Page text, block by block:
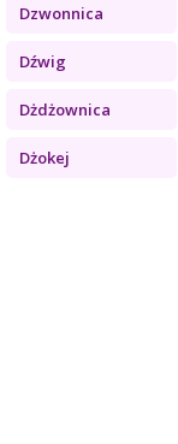
Dzwonnica
Dźwig
Dżdżownica
Dżokej